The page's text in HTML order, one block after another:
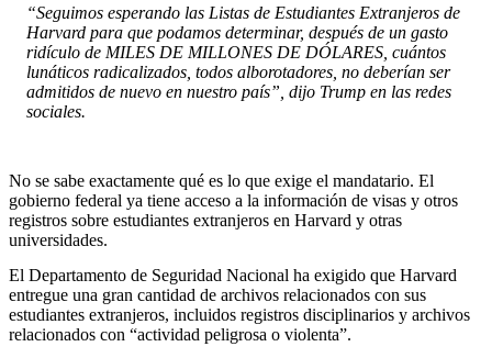
“Seguimos esperando las Listas de Estudiantes Extranjeros de
Harvard para que podamos determinar, después de un gasto
ridículo de MILES DE MILLONES DE DÓLARES, cuántos
lunáticos radicalizados, todos alborotadores, no deberían ser
admitidos de nuevo en nuestro país”, dijo Trump en las redes
sociales.
No se sabe exactamente qué es lo que exige el mandatario. El
gobierno federal ya tiene acceso a la información de visas y otros
registros sobre estudiantes extranjeros en Harvard y otras
universidades.
El Departamento de Seguridad Nacional ha exigido que Harvard
entregue una gran cantidad de archivos relacionados con sus
estudiantes extranjeros, incluidos registros disciplinarios y archivos
relacionados con “actividad peligrosa o violenta”.